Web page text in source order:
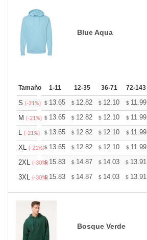
Blue Aqua
Tamaño 1-11 12-35 36-71 72-143
S (-21%) $ 13.65 $ 12.82 $ 12.10 $ 11.99
M (-21%) $ 13.65 $ 12.82 $ 12.10 $ 11.99
L (-21%) $ 13.65 $ 12.82 $ 12.10 $ 11.99
XL (-21%)$ 13.65 $ 12.82 $ 12.10 $ 11.99
2XL (-30%)
$ 15.83 $ 14.87 $ 14.03 $ 13.91
3XL (-30%)
$ 15.83 $ 14.87 $ 14.03 $ 13.91
Bosque Verde